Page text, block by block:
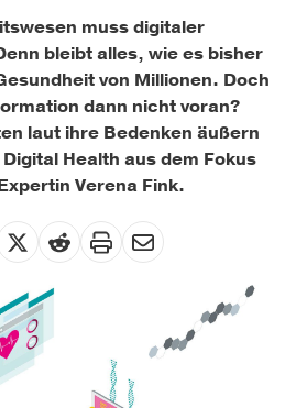
muss digitaler
bleibt alles, wie es bisher
von Millionen. Doch
dann nicht voran?
laut ihre Bedenken äußern
Health aus dem Fokus
Verena Fink.